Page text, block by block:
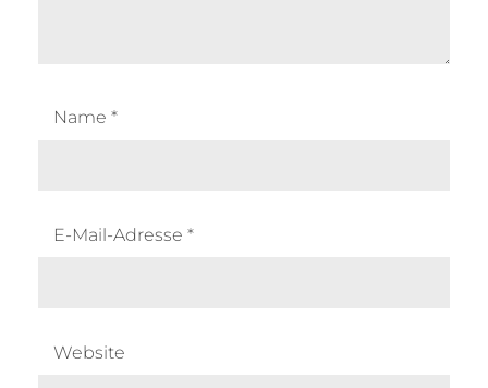
Name *
E-Mail-Adresse *
Website